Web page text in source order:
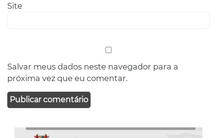
Site
Salvar meus dados neste navegador para a
próxima vez que eu comentar.